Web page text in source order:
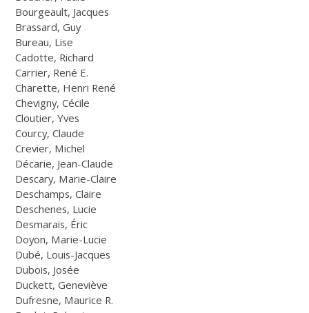
Bourgeault, Jacques
Brassard, Guy
Bureau, Lise
Cadotte, Richard
Carrier, René E.
Charette, Henri René
Chevigny, Cécile
Cloutier, Yves
Courcy, Claude
Crevier, Michel
Décarie, Jean-Claude
Descary, Marie-Claire
Deschamps, Claire
Deschenes, Lucie
Desmarais, Éric
Doyon, Marie-Lucie
Dubé, Louis-Jacques
Dubois, Josée
Duckett, Geneviève
Dufresne, Maurice R.